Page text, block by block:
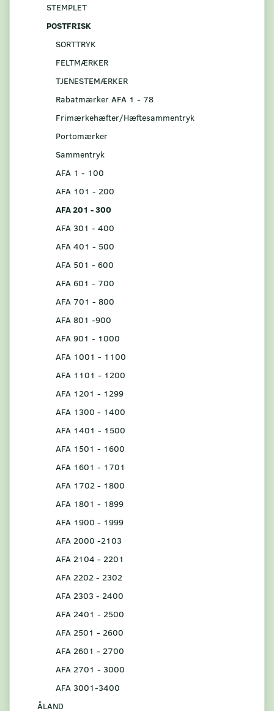
STEMPLET
POSTFRISK
SORTTRYK
FELTMÆRKER
TJENESTEMÆRKER
Rabatmærker AFA 1 - 78
Frimærkehæfter/Hæftesammentryk
Portomærker
Sammentryk
AFA 1 - 100
AFA 101 - 200
AFA 201 - 300
AFA 301 - 400
AFA 401 - 500
AFA 501 - 600
AFA 601 - 700
AFA 701 - 800
AFA 801 -900
AFA 901 - 1000
AFA 1001 - 1100
AFA 1101 - 1200
AFA 1201 - 1299
AFA 1300 - 1400
AFA 1401 - 1500
AFA 1501 - 1600
AFA 1601 - 1701
AFA 1702 - 1800
AFA 1801 - 1899
AFA 1900 - 1999
AFA 2000 -2103
AFA 2104 - 2201
AFA 2202 - 2302
AFA 2303 - 2400
AFA 2401 - 2500
AFA 2501 - 2600
AFA 2601 - 2700
AFA 2701 - 3000
AFA 3001-3400
ÅLAND